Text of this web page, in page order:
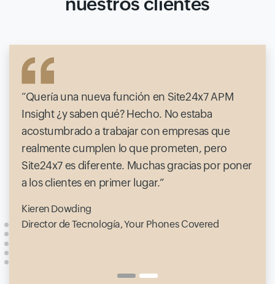
Quería una nueva función en Site24x7 APM
Insight ¿y saben qué? Hecho. No estaba
acostumbrado a trabajar con empresas que
realmente cumplen lo que prometen, pero
Site24x7 es diferente. Muchas gracias por poner
a los clientes en primer lugar.
Kieren Dowding
Director de Tecnología, Your Phones Covered